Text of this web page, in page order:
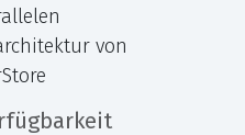
von